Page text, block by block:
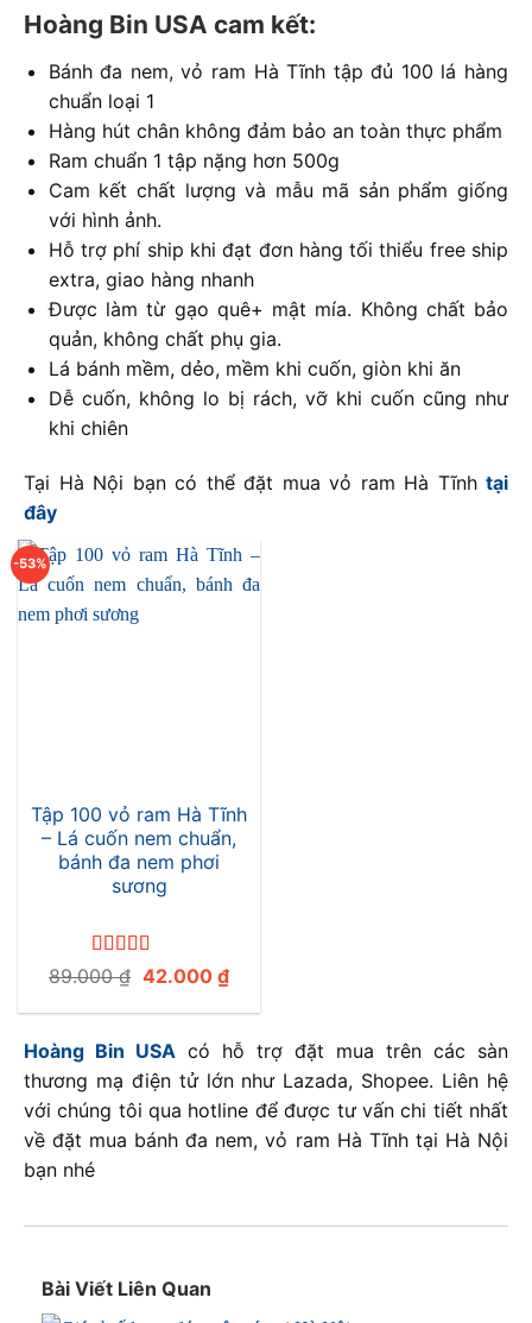
Hoàng Bin USA cam kết:
Bánh đa nem, vỏ ram Hà Tĩnh tập đủ 100 lá hàng
chuẩn loại 1
Hàng hút chân không đảm bảo an toàn thực phẩm
Ram chuẩn 1 tập nặng hơn 500g
Cam kết chất lượng và mẫu mã sản phẩm giống
với hình ảnh.
Hỗ trợ phí ship khi đạt đơn hàng tối thiểu free ship
extra, giao hàng nhanh
Được làm từ gạo quê+ mật mía. Không chất bảo
quản, không chất phụ gia.
Lá bánh mềm, dẻo, mềm khi cuốn, giòn khi ăn
Dễ cuốn, không lo bị rách, vỡ khi cuốn cũng như
khi chiên
Tại Hà Nội bạn có thể đặt mua vỏ ram Hà Tĩnh tại
đây
-53%
Tập 100 vỏ ram Hà Tĩnh
– Lá cuốn nem chuẩn,
bánh đa nem phơi
sương
Được xếp
hạng
sao
89.000₫ Giá
là:
42.000 ₫Giá
hiện
tại
42.000 ₫.
Hoàng Bin USA có hỗ trợ đặt mua trên các sàn
thương mạ điện tử lớn như Lazada, Shopee. Liên hệ
với chúng tôi qua hotline để được tư vấn chi tiết nhất
về đặt mua bánh đa nem, vỏ ram Hà Tĩnh tại Hà Nội
bạn nhé
Bài Viết Liên Quan